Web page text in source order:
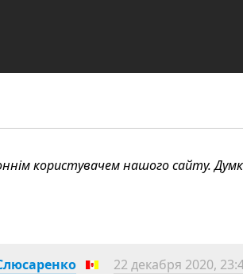
користувачем нашого сайту.
22 декабря 2020,